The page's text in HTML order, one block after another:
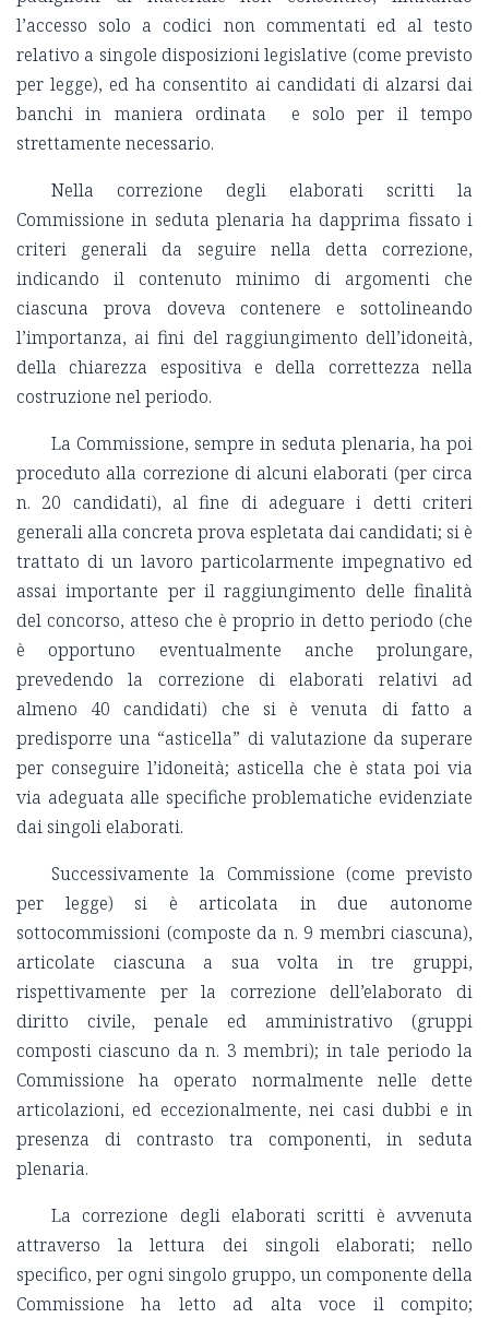
l’accesso solo a codici non commentati ed al testo
relativo a singole disposizioni legislative (come previsto
per legge), ed ha consentito ai candidati di alzarsi dai
banchi in maniera ordinata e solo per il tempo
strettamente necessario.
Nella correzione degli elaborati scritti la
Commissione in seduta plenaria ha dapprima fissato i
criteri generali da seguire nella detta correzione,
indicando il contenuto minimo di argomenti che
ciascuna prova doveva contenere e sottolineando
l’importanza, ai fini del raggiungimento dell’idoneità,
della chiarezza espositiva e della correttezza nella
costruzione nel periodo.
La Commissione, sempre in seduta plenaria, ha poi
proceduto alla correzione di alcuni elaborati (per circa
n. 20 candidati), al fine di adeguare i detti criteri
generali alla concreta prova espletata dai candidati; si è
trattato di un lavoro particolarmente impegnativo ed
assai importante per il raggiungimento delle finalità
del concorso, atteso che è proprio in detto periodo (che
è opportuno eventualmente anche prolungare,
prevedendo la correzione di elaborati relativi ad
almeno 40 candidati) che si è venuta di fatto a
predisporre una “asticella” di valutazione da superare
per conseguire l’idoneità; asticella che è stata poi via
via adeguata alle specifiche problematiche evidenziate
dai singoli elaborati.
Successivamente la Commissione (come previsto
per legge) si è articolata in due autonome
sottocommissioni (composte da n. 9 membri ciascuna),
articolate ciascuna a sua volta in tre gruppi,
rispettivamente per la correzione dell’elaborato di
diritto civile, penale ed amministrativo (gruppi
composti ciascuno da n. 3 membri); in tale periodo la
Commissione ha operato normalmente nelle dette
articolazioni, ed eccezionalmente, nei casi dubbi e in
presenza di contrasto tra componenti, in seduta
plenaria.
La correzione degli elaborati scritti è avvenuta
attraverso la lettura dei singoli elaborati; nello
specifico, per ogni singolo gruppo, un componente della
Commissione ha letto ad alta voce il compito;